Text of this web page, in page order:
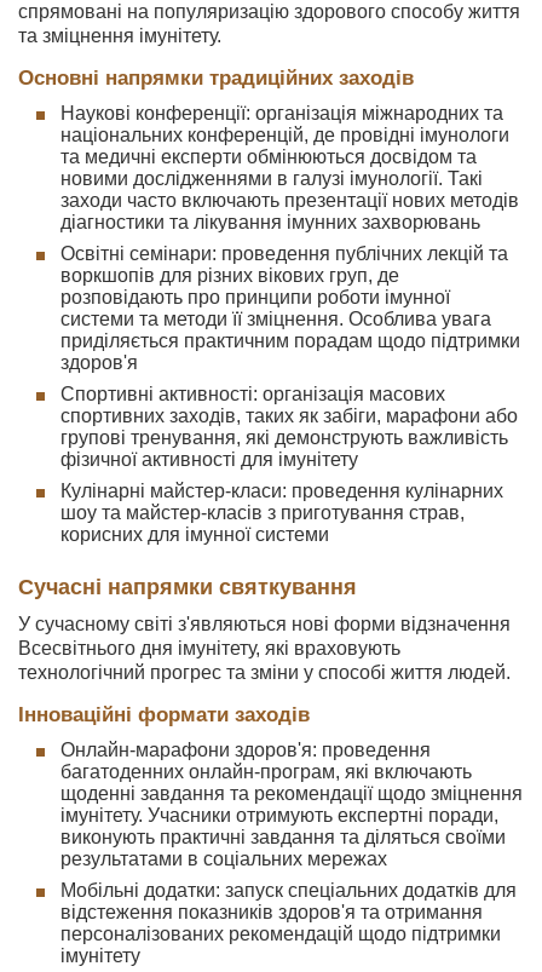
спрямовані на популяризацію здорового способу життя
та зміцнення імунітету.
Основні напрямки традиційних заходів
Наукові конференції: організація міжнародних та
національних конференцій, де провідні імунологи
та медичні експерти обмінюються досвідом та
новими дослідженнями в галузі імунології. Такі
заходи часто включають презентації нових методів
діагностики та лікування імунних захворювань
Освітні семінари: проведення публічних лекцій та
воркшопів для різних вікових груп, де
розповідають про принципи роботи імунної
системи та методи її зміцнення. Особлива увага
приділяється практичним порадам щодо підтримки
здоров'я
Спортивні активності: організація масових
спортивних заходів, таких як забіги, марафони або
групові тренування, які демонструють важливість
фізичної активності для імунітету
Кулінарні майстер-класи: проведення кулінарних
шоу та майстер-класів з приготування страв,
корисних для імунної системи
Сучасні напрямки святкування
У сучасному світі з'являються нові форми відзначення
Всесвітнього дня імунітету, які враховують
технологічний прогрес та зміни у способі життя людей.
Інноваційні формати заходів
Онлайн-марафони здоров'я: проведення
багатоденних онлайн-програм, які включають
щоденні завдання та рекомендації щодо зміцнення
імунітету. Учасники отримують експертні поради,
виконують практичні завдання та діляться своїми
результатами в соціальних мережах
Мобільні додатки: запуск спеціальних додатків для
відстеження показників здоров'я та отримання
персоналізованих рекомендацій щодо підтримки
імунітету